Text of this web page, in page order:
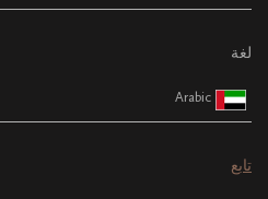
لغة
Arabic
تابع